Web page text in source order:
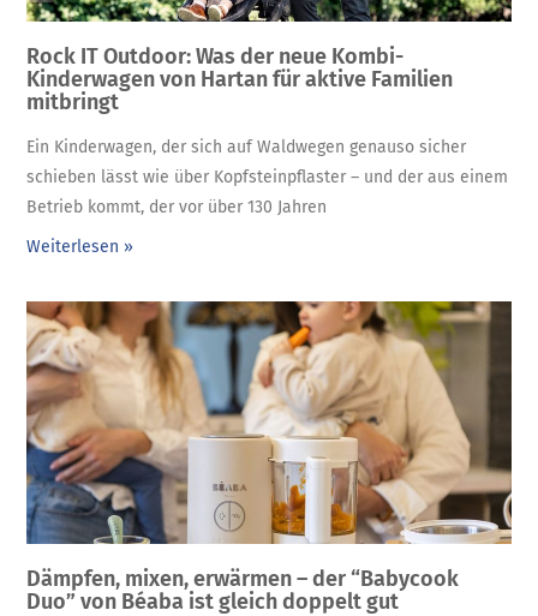
Rock IT Outdoor: Was der neue Kombi-
Kinderwagen von Hartan für aktive Familien
mitbringt
Ein Kinderwagen, der sich auf Waldwegen genauso sicher
schieben lässt wie über Kopfsteinpflaster – und der aus einem
Betrieb kommt, der vor über 130 Jahren
Weiterlesen »
Dämpfen, mixen, erwärmen – der “Babycook
Duo” von Béaba ist gleich doppelt gut